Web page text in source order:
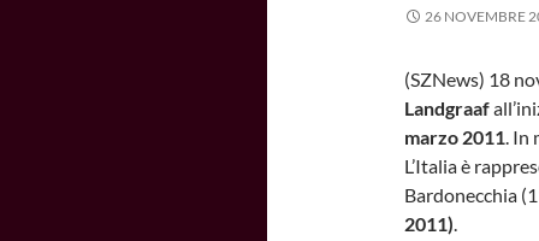
26 NOVEMBRE
(SZNews) 18
Landgraaf
marzo 2011. In
L’Italia è
Bardonecchia
2011).